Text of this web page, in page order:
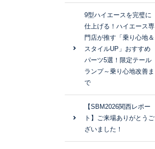
9型ハイエースを完璧に
仕上げる！ハイエース専
門店が推す「乗り心地＆
スタイルUP」おすすめ
パーツ5選！限定テール
ランプ～乗り心地改善ま
で
【SBM2026関西レポー
ト】ご来場ありがとうご
ざいました！